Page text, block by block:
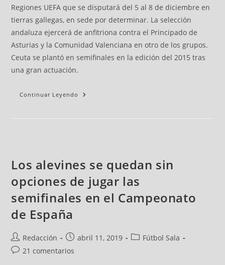
Regiones UEFA que se disputará del 5 al 8 de diciembre en
tierras gallegas, en sede por determinar. La selección
andaluza ejercerá de anfitriona contra el Principado de
Asturias y la Comunidad Valenciana en otro de los grupos.
Ceuta se plantó en semifinales en la edición del 2015 tras
una gran actuación.
Continuar Leyendo
Los alevines se quedan sin
opciones de jugar las
semifinales en el Campeonato
de España
Redacción abril 11, 2019
Fútbol Sala
21 comentarios